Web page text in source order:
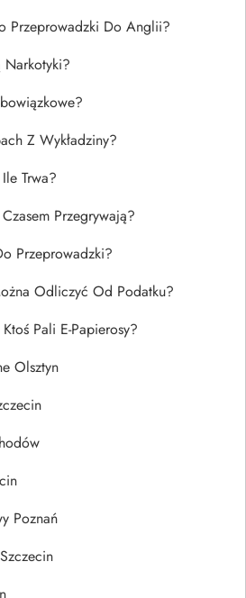
Przeprowadzki Do Anglii?
Narkotyki?
Z Wykładziny?
Trwa?
Przegrywają?
Przeprowadzki?
Odliczyć Od Podatku?
Pali E-Papierosy?
Olsztyn
Poznań